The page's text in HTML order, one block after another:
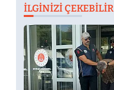
İLGINIZI ÇEKEBILIR